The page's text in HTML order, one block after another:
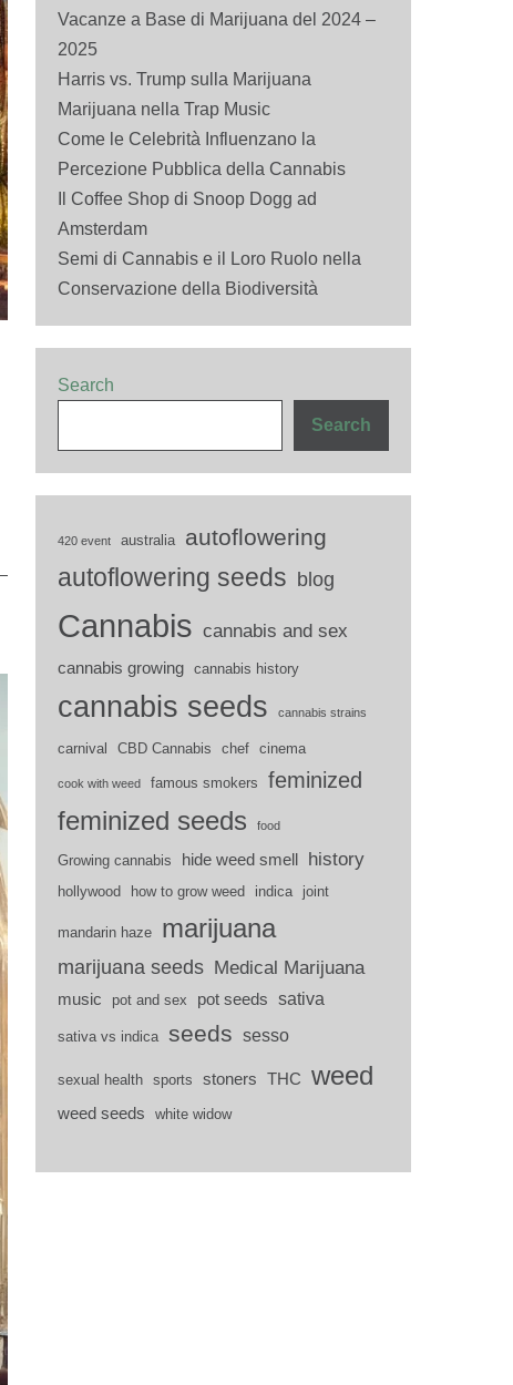
Vacanze a Base di Marijuana del 2024 –
2025
Harris vs. Trump sulla Marijuana
Marijuana nella Trap Music
Come le Celebrità Influenzano la
Percezione Pubblica della Cannabis
Il Coffee Shop di Snoop Dogg ad
Amsterdam
Semi di Cannabis e il Loro Ruolo nella
Conservazione della Biodiversità
Search
Search
420 event australia autoflowering
autoflowering seeds blog
Cannabis cannabis and sex
cannabis growing cannabis history
cannabis seeds cannabis strains
carnival CBD Cannabis chef cinema
cook with weed famous smokers feminized
feminized seeds food
Growing cannabis hide weed smell history
hollywood how to grow weed indica joint
mandarin haze marijuana
marijuana seeds Medical Marijuana
music pot and sex pot seeds sativa
sativa vs indica seeds sesso
sexual health sports stoners THC weed
weed seeds white widow